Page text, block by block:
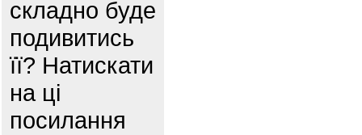
складно буде
подивитись
її? Натискати
на ці
посилання